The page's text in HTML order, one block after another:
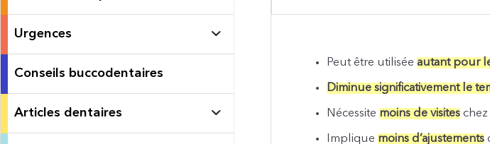
Urgences
Conseils buccodentaires
Articles dentaires
Peut être utiliséeautant pour
Diminue significativement le
Nécessite moins de visites chez
Implique moins d’ajustements